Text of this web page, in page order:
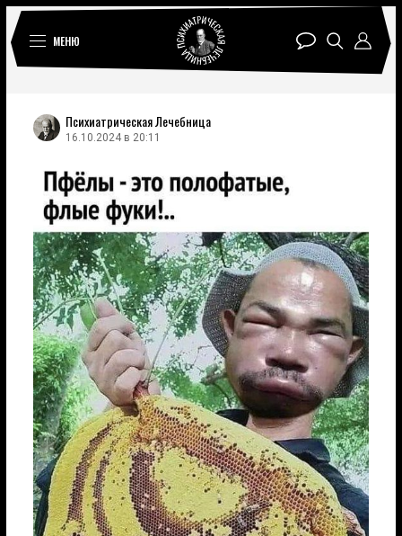
МЕНЮ
Психиатрическая Лечебница
16.10.2024 в 20:11